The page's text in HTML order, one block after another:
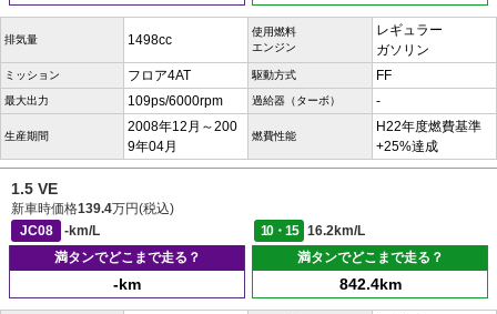
排気量 1498cc
使用燃料
エンジン
レギュラー
ガソリン
ミッション フロア4AT 駆動方式 FF
最大出力 109ps/6000rpm 過給器（ターボ） -
生産期間
2008年12月～200
9年04月
燃費性能
H22年度燃費基準
+25%達成
1.5 VE
新車時価格139.4万円(税込)
JC08
-km/L 10・15
16.2km/L
満タンでどこまで走る？
-km
満タンでどこまで走る？
842.4km